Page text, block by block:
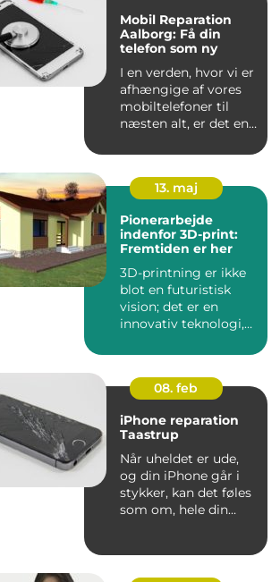
Mobil Reparation
Aalborg: Få din
telefon som ny
I en verden, hvor vi er
afhængige af vores
mobiltelefoner til
næsten alt, er det en
13. maj
Pionerarbejde
indenfor 3D-print:
Fremtiden er her
3D-printning er ikke
blot en futuristisk
vision; det er en
innovativ teknologi,
...
08. feb
iPhone reparation
Taastrup
Når uheldet er ude,
og din iPhone går i
stykker, kan det føles
som om, hele din